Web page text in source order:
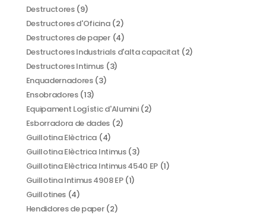
Destructores(9)
Destructores d'Oficina(2)
Destructores de paper(4)
Destructores Industrials d'alta capacitat (2)
Destructores Intimus (3)
Enquadernadores(3)
Ensobradores(13)
Equipament Logístic d'Alumini(2)
Esborradora de dades (2)
Guillotina Elèctrica (4)
Guillotina Elèctrica Intimus(3)
Guillotina Elèctrica Intimus 4540 EP(1)
Guillotina Intimus 4908 EP(1)
Guillotines (4)
Hendidores de paper(2)